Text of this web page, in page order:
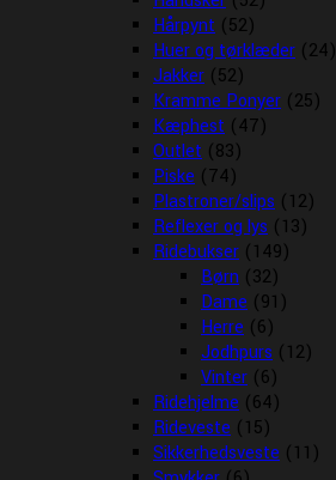
Hårpynt (52)
Huer og tørklæder (24)
Jakker (52)
Kramme Ponyer (25)
Kæphest (47)
Outlet (83)
Piske (74)
Plastroner/slips (12)
Reflexer og lys (13)
Ridebukser (149)
Børn (32)
Dame (91)
Herre (6)
Jodhpurs (12)
Vinter (6)
Ridehjelme (64)
Rideveste (15)
Sikkerhedsveste (11)